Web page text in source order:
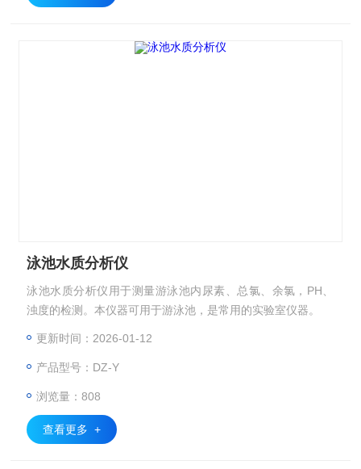
泳池水质分析仪
泳池水质分析仪用于测量游泳池内尿素、总氯、余氯，PH、
浊度的检测。本仪器可用于游泳池，是常用的实验室仪器。
更新时间：2026-01-12
产品型号：DZ-Y
浏览量：808
查看更多 +